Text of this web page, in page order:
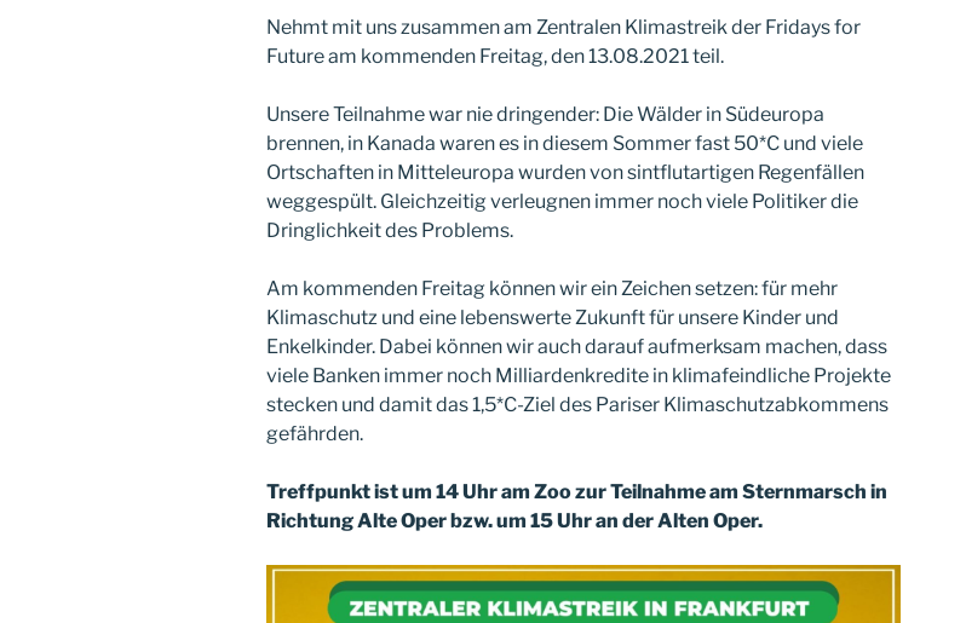
Nehmt mit uns zusammen am Zentralen Klimastreik der Fridays for
Future am kommenden Freitag, den 13.08.2021 teil.
Unsere Teilnahme war nie dringender: Die Wälder in Südeuropa
brennen, in Kanada waren es in diesem Sommer fast 50*C und viele
Ortschaften in Mitteleuropa wurden von sintflutartigen Regenfällen
weggespült. Gleichzeitig verleugnen immer noch viele Politiker die
Dringlichkeit des Problems.
Am kommenden Freitag können wir ein Zeichen setzen: für mehr
Klimaschutz und eine lebenswerte Zukunft für unsere Kinder und
Enkelkinder. Dabei können wir auch darauf aufmerksam machen, dass
viele Banken immer noch Milliardenkredite in klimafeindliche Projekte
stecken und damit das 1,5*C-Ziel des Pariser Klimaschutzabkommens
gefährden.
Treffpunkt ist um 14 Uhr am Zoo zur Teilnahme am Sternmarsch in
Richtung Alte Oper bzw. um 15 Uhr an der Alten Oper.